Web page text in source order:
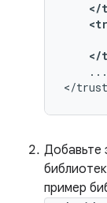
</
</
...
Добавьте
пример